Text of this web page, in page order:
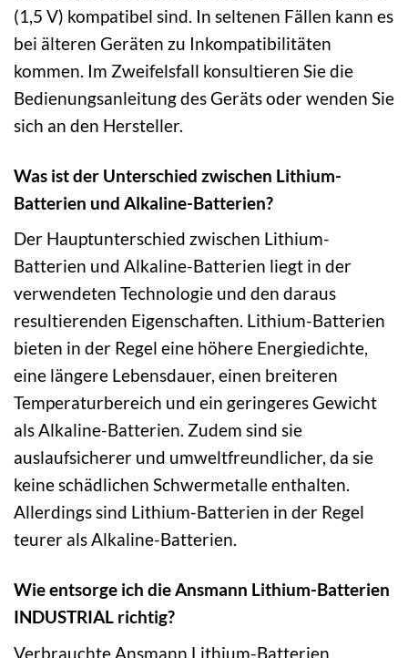
(1,5 V) kompatibel sind. In seltenen Fällen kann es
bei älteren Geräten zu Inkompatibilitäten
kommen. Im Zweifelsfall konsultieren Sie die
Bedienungsanleitung des Geräts oder wenden Sie
sich an den Hersteller.
Was ist der Unterschied zwischen Lithium-
Batterien und Alkaline-Batterien?
Der Hauptunterschied zwischen Lithium-
Batterien und Alkaline-Batterien liegt in der
verwendeten Technologie und den daraus
resultierenden Eigenschaften. Lithium-Batterien
bieten in der Regel eine höhere Energiedichte,
eine längere Lebensdauer, einen breiteren
Temperaturbereich und ein geringeres Gewicht
als Alkaline-Batterien. Zudem sind sie
auslaufsicherer und umweltfreundlicher, da sie
keine schädlichen Schwermetalle enthalten.
Allerdings sind Lithium-Batterien in der Regel
teurer als Alkaline-Batterien.
Wie entsorge ich die Ansmann Lithium-Batterien
INDUSTRIAL richtig?
Verbrauchte Ansmann Lithium-Batterien